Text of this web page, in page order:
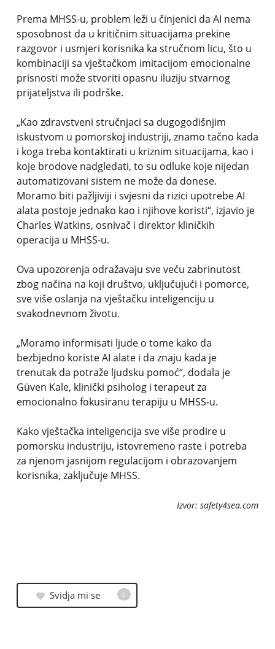
Prema MHSS-u, problem leži u činjenici da AI nema
sposobnost da u kritičnim situacijama prekine
razgovor i usmjeri korisnika ka stručnom licu, što u
kombinaciji sa vještačkom imitacijom emocionalne
prisnosti može stvoriti opasnu iluziju stvarnog
prijateljstva ili podrške.
„Kao zdravstveni stručnjaci sa dugogodišnjim
iskustvom u pomorskoj industriji, znamo tačno kada
i koga treba kontaktirati u kriznim situacijama, kao i
koje brodove nadgledati, to su odluke koje nijedan
automatizovani sistem ne može da donese.
Moramo biti pažljiviji i svjesni da rizici upotrebe AI
alata postoje jednako kao i njihove koristi“, izjavio je
Charles Watkins, osnivač i direktor kliničkih
operacija u MHSS-u.
Ova upozorenja odražavaju sve veću zabrinutost
zbog načina na koji društvo, uključujući i pomorce,
sve više oslanja na vještačku inteligenciju u
svakodnevnom životu.
„Moramo informisati ljude o tome kako da
bezbjedno koriste AI alate i da znaju kada je
trenutak da potraže ljudsku pomoć“, dodala je
Güven Kale, klinički psiholog i terapeut za
emocionalno fokusiranu terapiju u MHSS-u.
Kako vještačka inteligencija sve više prodire u
pomorsku industriju, istovremeno raste i potreba
za njenom jasnijom regulacijom i obrazovanjem
korisnika, zaključuje MHSS.
Izvor: safety4sea.com
Svidja mi se 0